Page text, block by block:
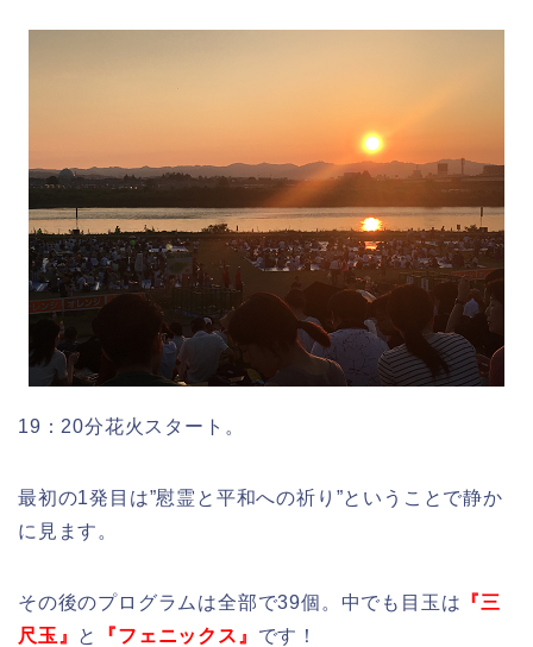
19：20分花火スタート。
最初の1発目は”慰霊と平和への祈り”ということで静か
に見ます。
その後のプログラムは全部で39個。中でも目玉は 『三
尺玉』 と 『フェニックス』 です！